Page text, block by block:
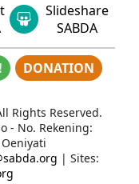
Slideshare
SABDA
DONATION
Rights Reserved.
- No. Rekening:
| Sites: